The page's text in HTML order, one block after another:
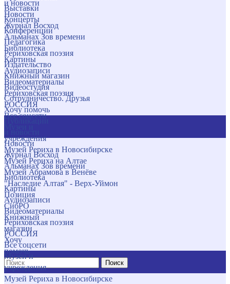
и новости
Новости
Журнал Восход
Альманах Зов времени
Библиотека
Картины
Аудиозаписи
Видеоматериалы
Рериховская поэзия
РОССИЯ
Все соцсети
учреждения
Музей Рериха в Новосибирске
Музей Рериха на Алтае
Музей Абрамова в Венёве
"Наследие Алтая" - Верх-Уймон
Позиция
СибРО
Книжный
магазин
Хочу
помочь
Поиск
Выставки
Концерты
Конференции
Педагогика
Рериховская поэзия
Издательство
Книжный магазин
Видеостудия
Сотрудничество. Друзья
Хочу помочь
Новости
Журнал Восход
Альманах Зов времени
Библиотека
Картины
Аудиозаписи
Видеоматериалы
Рериховская поэзия
РОССИЯ
Все соцсети
Музеи и
учреждения
Музей Рериха в Новосибирске